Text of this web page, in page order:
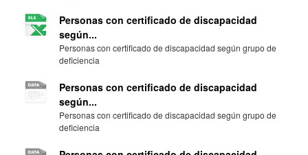
Personas con certificado de discapacidad
según...
Personas con certificado de discapacidad según grupo de
deficiencia
Personas con certificado de discapacidad
según...
Personas con certificado de discapacidad según grupo de
deficiencia